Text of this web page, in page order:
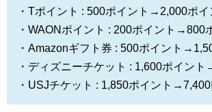
・Tポイント : 500ポイント→2,000ポイ
・WAONポイント : 200ポイント→800
・Amazonギフト券 : 500ポイント
・ディズニーチケット : 1,600ポイン
・USJチケット : 1,850ポイント